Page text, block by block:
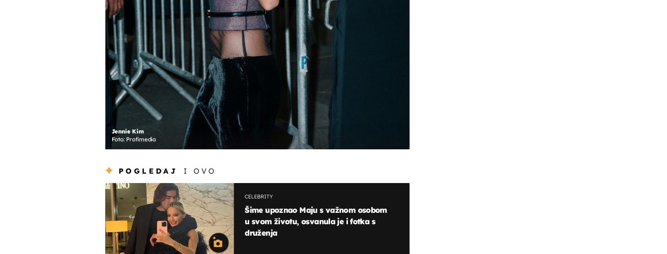
Jennie Kim
Foto: Profimedia
POGLEDAJ I OVO
CELEBRITY
Šime upoznao Maju s važnom osobom
u svom životu, osvanula je i fotka s
druženja